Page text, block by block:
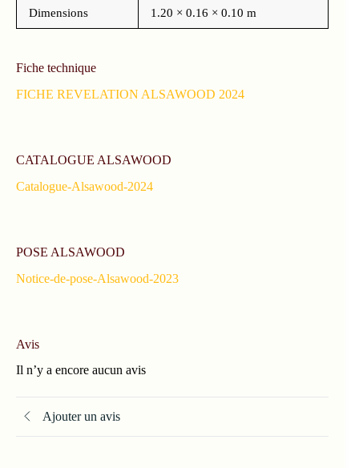
Dimensions 1.20 × 0.16 × 0.10 m
Fiche technique
FICHE REVELATION ALSAWOOD 2024
CATALOGUE ALSAWOOD
Catalogue-Alsawood-2024
POSE ALSAWOOD
Notice-de-pose-Alsawood-2023
Avis
Il n’y a encore aucun avis
Ajouter un avis